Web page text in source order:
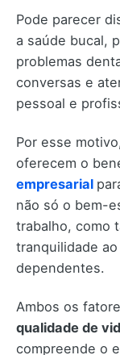
Pode parecer
a saúde bucal,
problemas
conversas e
pessoal e
Por esse
oferecem o
empresarial
não só o bem-
trabalho, como
tranquilidade
dependentes.
Ambos os
qualidade de
compreende o